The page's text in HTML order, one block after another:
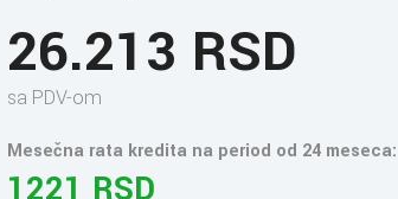
26.213 RSD
sa PDV-om
Mesečna rata kredita na period od 24 meseca: